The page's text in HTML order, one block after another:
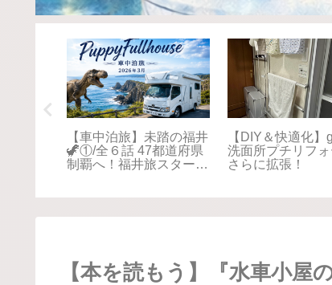
【車中泊旅】未踏の福井
🦖①/全６話 47都道府県
制覇へ！福井旅スタート
【DIY＆快適化】
洗面所プチリフォ
さらに拡張！
【本を読もう】『水車小屋